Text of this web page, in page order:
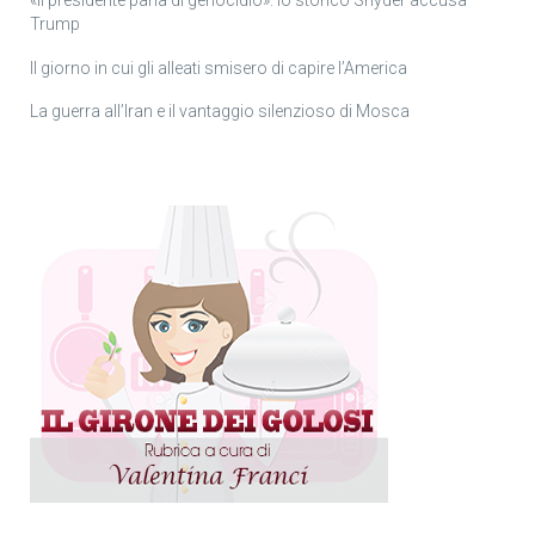
Trump
Il giorno in cui gli alleati smisero di capire l’America
La guerra all’Iran e il vantaggio silenzioso di Mosca